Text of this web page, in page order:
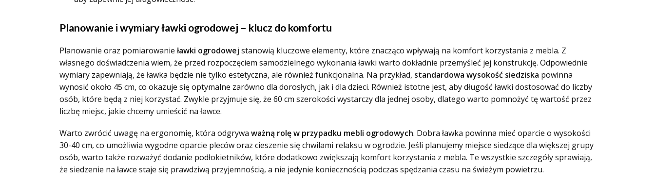
Planowanie i wymiary ławki ogrodowej – klucz do komfortu
Planowanie oraz pomiarowanie ławki ogrodowej stanowią kluczowe elementy, które znacząco wpływają na komfort korzystania z mebla. Z
własnego doświadczenia wiem, że przed rozpoczęciem samodzielnego wykonania ławki warto dokładnie przemyśleć jej konstrukcję. Odpowiednie
wymiary zapewniają, że ławka będzie nie tylko estetyczna, ale również funkcjonalna. Na przykład, standardowa wysokość siedziska powinna
wynosić około 45 cm, co okazuje się optymalne zarówno dla dorosłych, jak i dla dzieci. Również istotne jest, aby długość ławki dostosować do liczby
osób, które będą z niej korzystać. Zwykle przyjmuje się, że 60 cm szerokości wystarczy dla jednej osoby, dlatego warto pomnożyć tę wartość przez
liczbę miejsc, jakie chcemy umieścić na ławce.
Warto zwrócić uwagę na ergonomię, która odgrywa ważną rolę w przypadku mebli ogrodowych. Dobra ławka powinna mieć oparcie o wysokości
30-40 cm, co umożliwia wygodne oparcie pleców oraz cieszenie się chwilami relaksu w ogrodzie. Jeśli planujemy miejsce siedzące dla większej grupy
osób, warto także rozważyć dodanie podłokietników, które dodatkowo zwiększają komfort korzystania z mebla. Te wszystkie szczegóły sprawiają,
że siedzenie na ławce staje się prawdziwą przyjemnością, a nie jedynie koniecznością podczas spędzania czasu na świeżym powietrzu.